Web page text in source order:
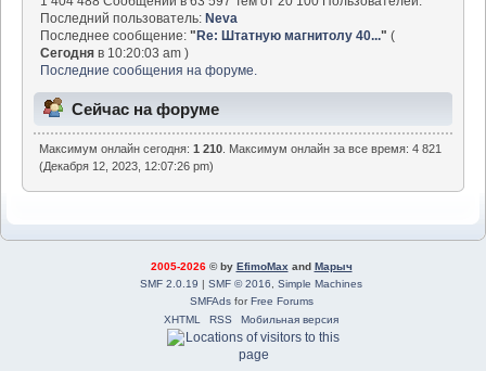
Последний пользователь:Neva
Последнее сообщение:"Re: Штатную магнитолу 40..." (
Сегодня в 10:20:03 am )
Последние сообщения на форуме.
Сейчас на форуме
Максимум онлайн сегодня:1 210 . Максимум онлайн за все время: 4 821
(Декабря 12, 2023, 12:07:26 pm)
2005-2026© by EfimoMax and Марыч
SMF 2.0.19 | SMF © 2016
Simple Machines
SMFAdsforFree Forums
XHTML
RSS Мобильная версия